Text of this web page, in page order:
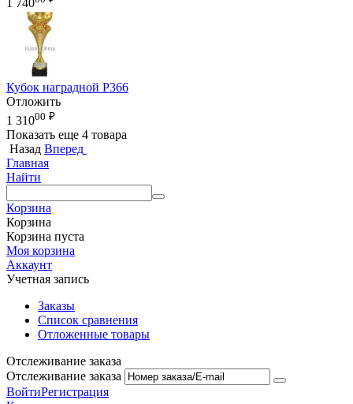
1 740
Кубок наградной P366
Отложить
1 31000 ₽
Показать еще 4 товара
Назад Вперед
Главная
Найти
Корзина
Корзина
Корзина пуста
Моя корзина
Аккаунт
Учетная запись
Заказы
Список сравнения
Отложенные товары
Отслеживание заказа
Отслеживание заказа
ВойтиРегистрация